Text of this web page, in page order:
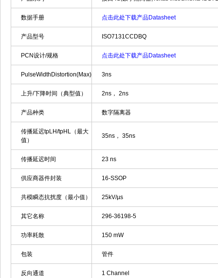
数据手册 点击此处下载产品Datasheet
产品型号 ISO7131CCDBQ
PCN设计/规格 点击此处下载产品Datasheet
PulseWidthDistortion(Max) 3ns
上升/下降时间（典型值） 2ns， 2ns
产品种类 数字隔离器
传播延迟tpLH/tpHL（最大
值）
35ns， 35ns
传播延迟时间 23 ns
供应商器件封装 16-SSOP
共模瞬态抗扰度（最小值） 25kV/µs
其它名称 296-36198-5
功率耗散 150 mW
包装 管件
反向通道 1 Channel